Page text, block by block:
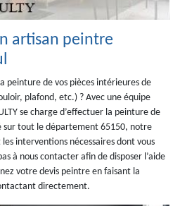
artisan peintre
peinture de vos pièces intérieures de
plafond, etc.) ? Avec une équipe
se charge d’effectuer la peinture de
sur tout le département 65150, notre
interventions nécessaires dont vous
à nous contacter afin de disposer l’aide
votre devis peintre en faisant la
directement.